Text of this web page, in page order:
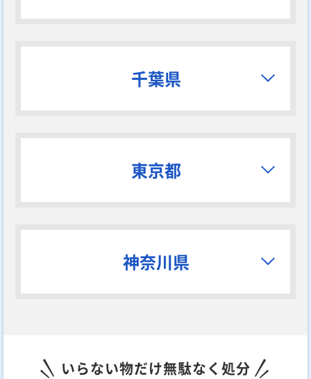
千葉県
東京都
神奈川県
いらない物だけ無駄なく処分